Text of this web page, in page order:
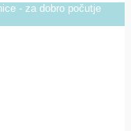
- za dobro počutje